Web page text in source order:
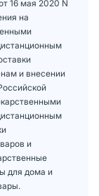
16 мая 2020 N
на
и внесении
и
для дома и